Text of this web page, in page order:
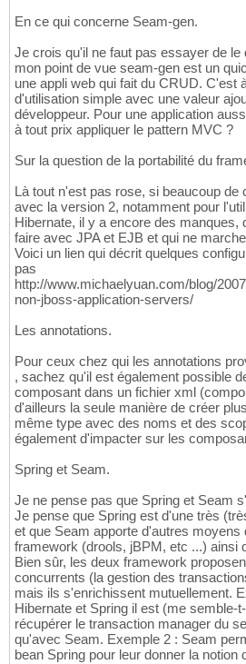
En ce qui concerne Seam-gen.
Je crois qu'il ne faut pas essayer de le
mon point de vue seam-gen est un
une appli web qui fait du CRUD. C'est
d'utilisation simple avec une valeur
développeur. Pour une application
à tout prix appliquer le pattern MVC ?
Sur la question de la portabilité du
Là tout n'est pas rose, si beaucoup de
avec la version 2, notamment pour
Hibernate, il y a encore des manques,
faire avec JPA et EJB et qui ne
Voici un lien qui décrit quelques
pas
http://www.michaelyuan.com/blog/
non-jboss-application-servers/
Les annotations.
Pour ceux chez qui les annotations
, sachez qu'il est également possible
composant dans un fichier xml
d'ailleurs la seule manière de créer
même type avec des noms et des
également d'impacter sur les
Spring et Seam.
Je ne pense pas que Spring et Seam
Je pense que Spring est d'une très
et que Seam apporte d'autres moyens
framework (drools, jBPM, etc ...) ainsi
Bien sûr, les deux framework
concurrents (la gestion des
mais ils s'enrichissent mutuellement.
Hibernate et Spring il est (me semble-
récupérer le transaction manager du
qu'avec Seam. Exemple 2 : Seam
bean Spring pour leur donner la notion